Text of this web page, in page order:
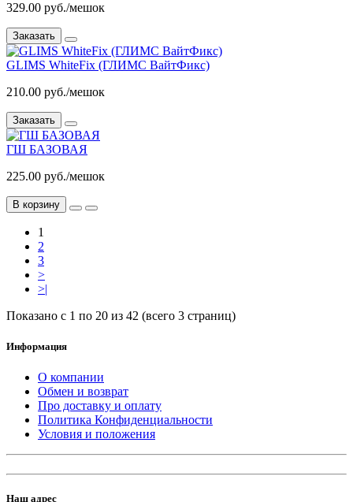
329.00 руб./мешок
Заказать
GLIMS WhiteFix (ГЛИМС ВайтФикс)
210.00 руб./мешок
Заказать
ГШ БАЗОВАЯ
225.00 руб./мешок
В корзину
1
2
3
>
>|
Показано с 1 по 20 из 42 (всего 3 страниц)
Информация
О компании
Обмен и возврат
Про доставку и оплату
Политика Конфиденциальности
Условия и положения
Наш адрес